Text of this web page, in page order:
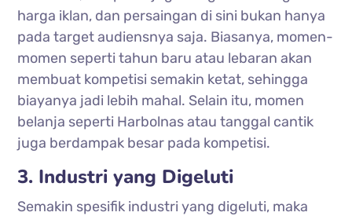
harga iklan, dan persaingan di sini bukan hanya
pada target audiensnya saja. Biasanya, momen-
momen seperti tahun baru atau lebaran akan
membuat kompetisi semakin ketat, sehingga
biayanya jadi lebih mahal. Selain itu, momen
belanja seperti Harbolnas atau tanggal cantik
juga berdampak besar pada kompetisi.
3. Industri yang Digeluti
Semakin spesifik industri yang digeluti, maka